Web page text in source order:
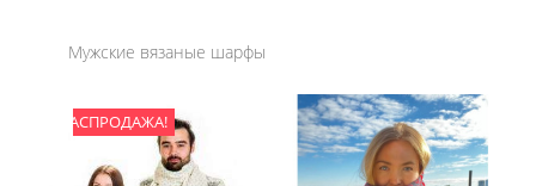
Мужские вязаные шарфы
РАСПРОДАЖА!